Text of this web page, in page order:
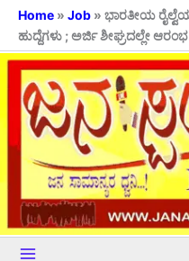
Skip
content
Home » Job » ಭಾರತೀಯ
ಹುದ್ದೆಗಳು ; ಅರ್ಜಿ ಶೀಘ್ರದಲ್ಲೇ